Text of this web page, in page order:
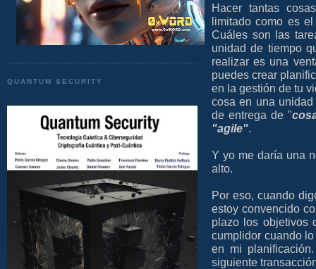
QUANTUM SECURITY
Hacer tantas
limitado como es
Cuáles son las
unidad de tiempo
realizar es una
puedes crear
en la gestión de tu
cosa en una
de entrega de "
"agile"
Y yo me daría una
alto.
Por eso, cuando
estoy convencido
plazo los objetivos
cumplidor cuando
en mi
siguiente